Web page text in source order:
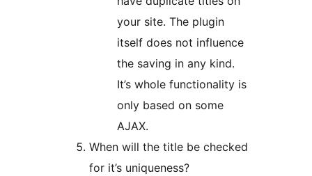
your site. The plugin
itself does not influence
the saving in any kind.
It’s whole functionality is
only based on some
AJAX.
When will the title be checked
for it’s uniqueness?